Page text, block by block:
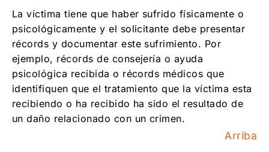
La víctima tiene que haber sufrido físicamente o
psicológicamente y el solicitante debe presentar
récords y documentar este sufrimiento. Por
ejemplo, récords de consejería o ayuda
psicológica recibida o récords médicos que
identifiquen que el tratamiento que la víctima esta
recibiendo o ha recibido ha sido el resultado de
un daño relacionado con un crimen.
Arriba